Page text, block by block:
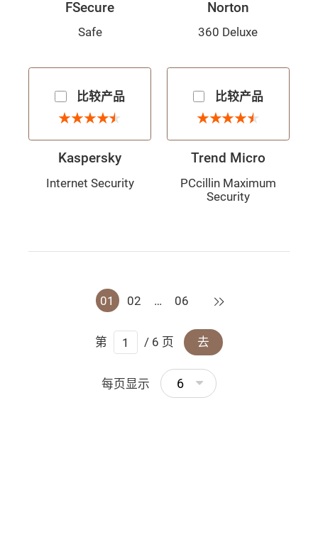
FSecure
Safe
Norton
360 Deluxe
比较产品
4.5 星
★
★★
★★
★★
★★
★
Kaspersky
Internet Security
比较产品
4.5 星
★
★★
★★
★★
★★
★
Trend Micro
PCcillin Maximum
Security
每页显示 6
01 02 … 06 下一页
第 / 6 页 去